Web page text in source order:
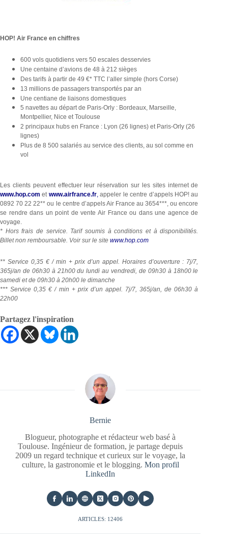
HOP! Air France en chiffres
600 vols quotidiens vers 50 escales desservies
Une centaine d’avions de 48 à 212 sièges
Des tarifs à partir de 49 €* TTC l’aller simple (hors Corse)
13 millions de passagers transportés par an
Une centiane de liaisons domestiques
5 navettes au départ de Paris-Orly : Bordeaux, Marseille,
Montpellier, Nice et Toulouse
2 principaux hubs en France : Lyon (26 lignes) et Paris-Orly (26
lignes)
Plus de 8 500 salariés au service des clients, au sol comme en
vol
Les clients peuvent effectuer leur réservation sur les sites internet de
www.hop.com et www.airfrance.fr,appeler le centre d’appels HOP! au
0892 70 22 22** ou le centre d’appels Air France au 3654***, ou encore
se rendre dans un point de vente Air France ou dans une agence de
voyage.
* Hors frais de service. Tarif soumis à conditions et à disponibilités.
Billet non remboursable. Voir sur le site www.hop.com
** Service 0,35 € / min + prix d’un appel. Horaires d’ouverture : 7j/7,
365j/an de 06h30 à 21h00 du lundi au vendredi, de 09h30 à 18h00 le
samedi et de 09h30 à 20h00 le dimanche
*** Service 0,35 € / min + prix d’un appel. 7j/7, 365j/an, de 06h30 à
22h00
Partagez l'inspiration
Bernie
Blogueur, photographe et rédacteur web basé à
Toulouse. Ingénieur de formation, je partage depuis
2009 un regard technique et curieux sur le voyage, la
culture, la gastronomie et le blogging. Mon profil
LinkedIn
ARTICLES: 12406